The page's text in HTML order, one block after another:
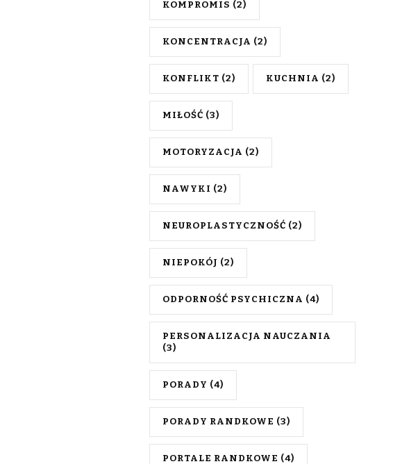
KOMPROMIS (2)
KONCENTRACJA (2)
KONFLIKT (2) KUCHNIA (2)
MIŁOŚĆ (3)
MOTORYZACJA (2)
NAWYKI (2)
NEUROPLASTYCZNOŚĆ (2)
NIEPOKÓJ (2)
ODPORNOŚĆ PSYCHICZNA (4)
PERSONALIZACJA NAUCZANIA
(3)
PORADY (4)
PORADY RANDKOWE (3)
PORTALE RANDKOWE (4)